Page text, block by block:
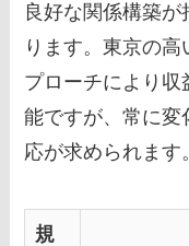
良好な関係構築
ります。東京の
プローチにより
能ですが、常に変
応が求められます
規